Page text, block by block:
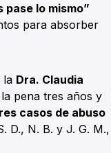
lo mismo”
para absorber
la Dra. Claudia
pena tres años y
casos de abuso
D., N. B. y J. G. M.,